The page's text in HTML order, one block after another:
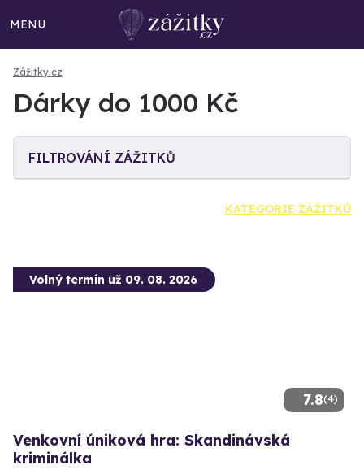
MENU
Zážitky.cz
Dárky do 1000 Kč
FILTROVÁNÍ ZÁŽITKŮ
KATEGORIE ZÁŽITKŮ
7.8(4)
Volný termín už 09. 08. 2026
Venkovní úniková hra: Skandinávská
kriminálka